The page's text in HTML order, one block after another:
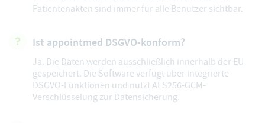
Patientenakten sind immer für alle Benutzer sichtbar.
Ist appointmed DSGVO-konform?
Ja. Die Daten werden ausschließlich innerhalb der EU
gespeichert. Die Software verfügt über integrierte
DSGVO-Funktionen und nutzt AES256-GCM-
Verschlüsselung zur Datensicherung.